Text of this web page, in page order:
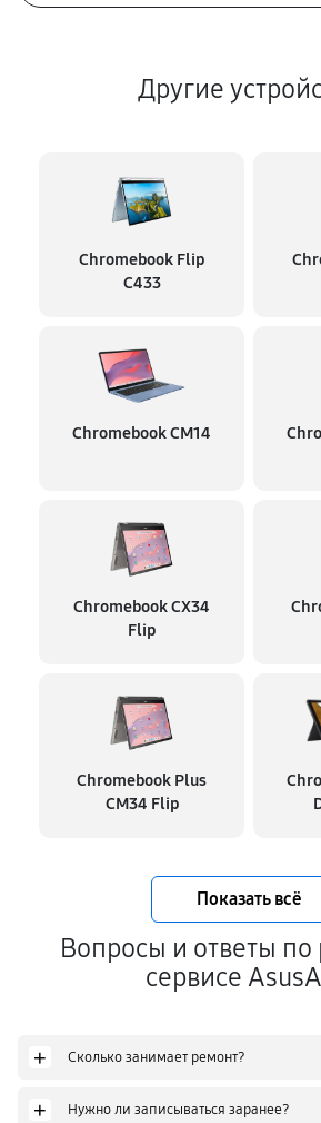
Другие
Chromebook Flip
C433
Chromebook CM14
Chromebook CX34
Flip
Chromebook Plus
CM34 Flip
Показать всё
Вопросы и ответы по
сервисе
+ Сколько занимает ремонт?
+ Нужно ли записываться заранее?